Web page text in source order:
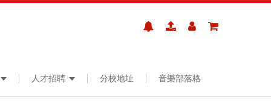
人才招聘 分校地址 音樂部落格